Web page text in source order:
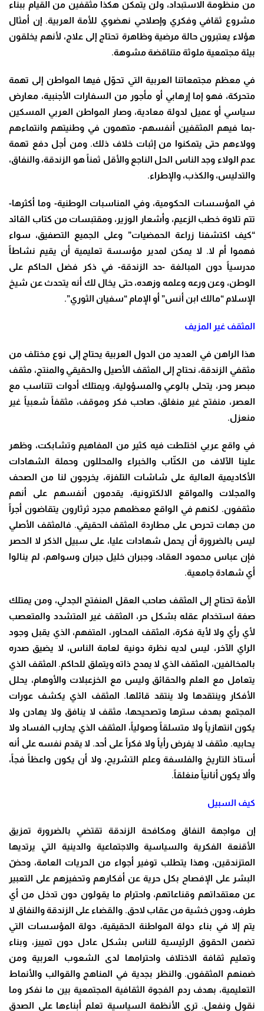
من منظومة الاستبداد، ولن يتمكن هكذا مثقفين من القيام ببناء
مشروع ثقافي وفكري وإصلاحي نهضوي للأمة العربية. إن أمثال
هؤلاء يعتبرون حالة مرضية وظاهرة تحتاج إلى علاج، لأنهم يخلقون
بيئة مجتمعية ملوثة متناقضة مشوهة.
في معظم مجتمعاتنا العربية التي تحوّل فيها المواطن إلى تهمة
متحركة، فهو إما إرهابي أو مأجور من السفارات الأجنبية، معارض
سياسي أو عميل لدولة معادية، وصار المواطن العربي المسكين
-بما فيهم المثقفين أنفسهم- متهمون في وطنيتهم وانتماءهم
وولاءهم حتى يتمكنوا من إثبات خلاف ذلك. ومن أجل دفع تهمة
عدم الولاء وجد الناس الحل الناجع والأقل ثمناً هو الزندقة، والنفاق،
والتدليس، والكذب، والإطراء.
في المؤسسات الحكومية، وفي المناسبات الوطنية- وما أكثرها-
تتم تلاوة خطب الزعيم، وأشعار الوزير، ومقتبسات من كتاب القائد
“كيف اكتشفنا زراعة الحمضيات” وعلى الجميع التصفيق، سواء
فهموا أم لا. لا يمكن لمدير مؤسسة تعليمية أن يقيم نشاطاً
مدرسياً دون المبالغة -حد الزندقة- في ذكر فضل الحاكم على
الوطن، وعن ورعه وعلمه وزهده، حتى يخال لك أنه يتحدث عن شيخ
الإسلام “مالك ابن أنس” أو الإمام “سفيان الثوري”.
المثقف غير المزيف
هذا الراهن في العديد من الدول العربية يحتاج إلى نوع مختلف من
مثقفي الزندقة، نحتاج إلى المثقف الأصيل والحقيقي والمنتج، مثقف
مبصر وحر، يتحلى بالوعي والمسؤولية، ويمتلك أدوات تتناسب مع
العصر، منفتح غير منغلق، صاحب فكر وموقف، مثقفاً شعبياً غير
منعزل.
في واقع عربي اختلطت فيه كثير من المفاهيم وتشابكت، وظهر
علينا الآلاف من الكتّاب والخبراء والمحللون وحملة الشهادات
الأكاديمية العالية على شاشات التلفزة، يخرجون لنا من الصحف
والمجلات والمواقع الالكترونية، يقدمون أنفسهم على أنهم
مثقفون. لكنهم في الواقع معظمهم مجرد ثرثارون يتقاضون أجراً
من جهات تحرص على مطاردة المثقف الحقيقي. فالمثقف الأصلي
ليس بالضرورة أن يحمل شهادات عليا، على سبيل الذكر لا الحصر
فإن عباس محمود العقاد، وجبران خليل جبران وسواهم، لم ينالوا
أي شهادة جامعية.
الأمة تحتاج إلى المثقف صاحب العقل المنفتح الجدلي، ومن يمتلك
صفة استخدام عقله بشكل حر، المثقف غير المتشدد والمتعصب
لأي رأي ولا لأية فكرة، المثقف المحاور، المتفهم، الذي يقبل وجود
الراي الآخر، ليس لديه نظرة دونية لعامة الناس، لا يضيق صدره
بالمخالفين، المثقف الذي لا يمدح ذاته ويتملق للحاكم. المثقف الذي
يتعامل مع العلم والحقائق وليس مع الخزعبلات والأوهام، يحلل
الأفكار وينتقدها ولا ينتقد قائلها. المثقف الذي يكشف عورات
المجتمع بهدف سترها وتصحيحها، مثقف لا ينافق ولا يهادن ولا
يكون انتهازياً ولا متسلقاً وصولياً، المثقف الذي يحارب الفساد ولا
يحابيه. مثقف لا يفرض رأياً ولا فكراً على أحد. لا يقدم نفسه على أنه
أستاذ التاريخ والفلسفة وعلم التشريح، ولا أن يكون واعظاً فجاً،
وألا يكون أنانياً منغلقاً.
كيف السبيل
إن مواجهة النفاق ومكافحة الزندقة تقتضي بالضرورة تمزيق
الأقنعة الفكرية والسياسية والاجتماعية والدينية التي يرتديها
المتزندقين، وهذا يتطلب توفير أجواء من الحريات العامة، وحضّ
البشر على الإفصاح بكل حرية عن أفكارهم وتحفيزهم على التعبير
عن معتقداتهم وقناعاتهم، واحترام ما يقولون دون تدخل من أي
طرف، ودون خشية من عقاب لاحق. والقضاء على الزندقة والنفاق لا
يتم إلا في بناء دولة المواطنة الحقيقية، دولة المؤسسات التي
تضمن الحقوق الرئيسية للناس بشكل عادل دون تمييز، وبناء
وتعليم ثقافة الاختلاف واحترامها لدى الشعوب العربية ومن
ضمنهم المثقفون. والنظر بجدية في المناهج والقوالب والأنماط
التعليمية، بهدف ردم الفجوة الثقافية المجتمعية بين ما نفكر وما
نقول ونفعل. ترى الأنظمة السياسية تعلم أبناءها على الصدق